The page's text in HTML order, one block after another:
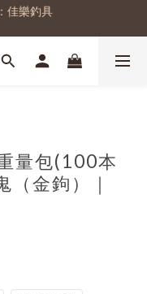
物金
佳樂釣具
量包(100本
（金鉤）｜